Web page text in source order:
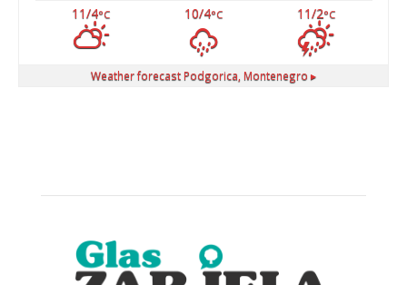
11/4°C 10/4°C 11/2°C
Weather forecast Podgorica, Montenegro ▸